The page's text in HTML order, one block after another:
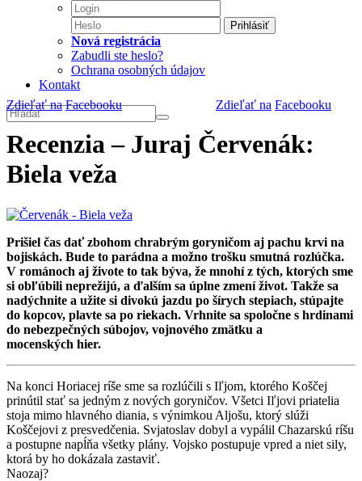
Prihlásiť
Nová registrácia
Zabudli ste heslo?
Ochrana osobných údajov
Kontakt
Zdieľať na Facebooku
Zdieľať na Facebooku
Recenzia – Juraj Červenák:
Biela veža
Prišiel čas dať zbohom chrabrým goryničom aj pachu krvi na
bojiskách. Bude to parádna a možno trošku smutná rozlúčka.
V románoch aj živote to tak býva, že mnohí z tých, ktorých sme
si obľúbili neprežijú, a ďalším sa úplne zmení život. Takže sa
nadýchnite a užite si divokú jazdu po šírych stepiach, stúpajte
do kopcov, plavte sa po riekach. Vrhnite sa spoločne s hrdinami
do nebezpečných súbojov, vojnového zmätku a
mocenských hier.
Na konci Horiacej ríše sme sa rozlúčili s Iľjom, ktorého Koščej
prinútil stať sa jedným z nových goryničov. Všetci Iľjovi priatelia
stoja mimo hlavného diania, s výnimkou Aljošu, ktorý slúži
Koščejovi z presvedčenia. Svjatoslav dobyl a vypálil Chazarskú ríšu
a postupne napĺňa všetky plány. Vojsko postupuje vpred a niet sily,
ktorá by ho dokázala zastaviť.
Naozaj?